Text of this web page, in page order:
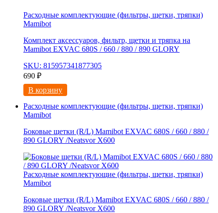
Расходные комплектующие (фильтры, щетки, тряпки)
Mamibot
Комплект аксессуаров, фильтр, щетки и тряпка на
Mamibot EXVAC 680S / 660 / 880 / 890 GLORY
SKU: 815957341877305
690 ₽
В корзину
Расходные комплектующие (фильтры, щетки, тряпки)
Mamibot
Боковые щетки (R/L) Mamibot EXVAC 680S / 660 / 880 /
890 GLORY /Neatsvor X600
Расходные комплектующие (фильтры, щетки, тряпки)
Mamibot
Боковые щетки (R/L) Mamibot EXVAC 680S / 660 / 880 /
890 GLORY /Neatsvor X600